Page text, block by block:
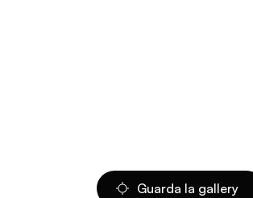
Guarda la gallery